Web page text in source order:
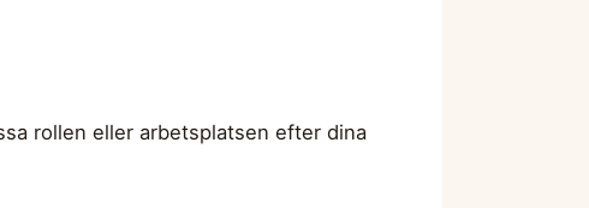
rollen eller arbetsplatsen efter dina